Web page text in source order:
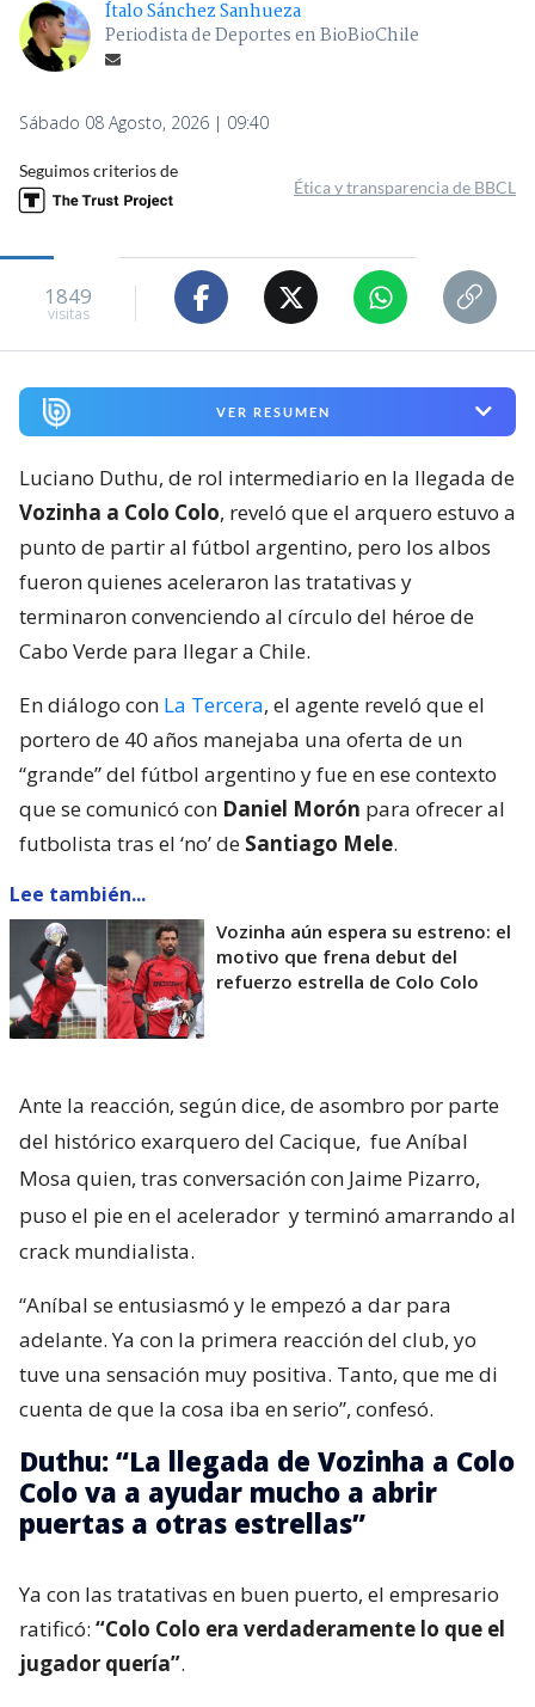
Ítalo Sánchez Sanhueza
Periodista de Deportes en BioBioChile
Sábado 08 Agosto, 2026 | 09:40
Seguimos criterios de
Ética y transparencia de BBCL
1849
visitas
VER RESUMEN
Luciano Duthu, de rol intermediario en la llegada de
Vozinha a Colo Colo, reveló que el arquero estuvo a
punto de partir al fútbol argentino, pero los albos
fueron quienes aceleraron las tratativas y
terminaron convenciendo al círculo del héroe de
Cabo Verde para llegar a Chile.
En diálogo con La Tercera, el agente reveló que el
portero de 40 años manejaba una oferta de un
“grande” del fútbol argentino y fue en ese contexto
que se comunicó con Daniel Morón para ofrecer al
futbolista tras el ‘no’ de Santiago Mele.
Lee también...
Vozinha aún espera su estreno: el
motivo que frena debut del
refuerzo estrella de Colo Colo
Ante la reacción, según dice, de asombro por parte
del histórico exarquero del Cacique, fue Aníbal
Mosa quien, tras conversación con Jaime Pizarro,
puso el pie en el acelerador y terminó amarrando al
crack mundialista.
“Aníbal se entusiasmó y le empezó a dar para
adelante. Ya con la primera reacción del club, yo
tuve una sensación muy positiva. Tanto, que me di
cuenta de que la cosa iba en serio”, confesó.
Duthu: “La llegada de Vozinha a Colo
Colo va a ayudar mucho a abrir
puertas a otras estrellas”
Ya con las tratativas en buen puerto, el empresario
ratificó: “Colo Colo era verdaderamente lo que el
jugador quería”.